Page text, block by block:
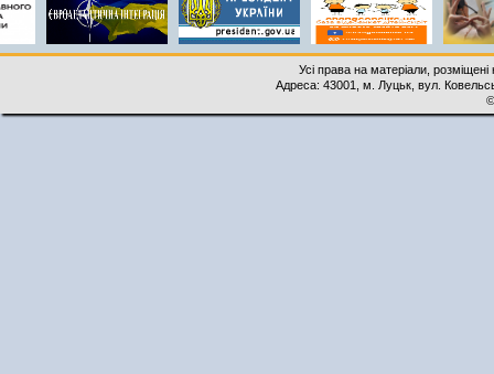
Усі права на матеріали,
Адреса: 43001, м. Луцьк, вул.